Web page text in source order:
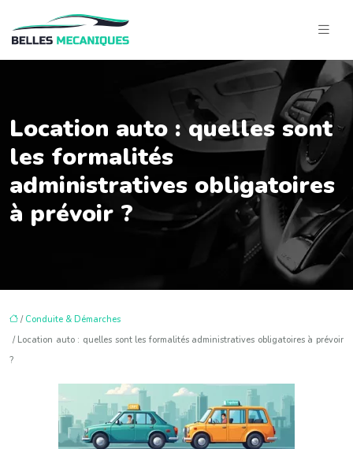
Location auto : quelles sont
les formalités
administratives obligatoires
à prévoir ?
/ Conduite & Démarches
/ Location auto : quelles sont les formalités administratives obligatoires à prévoir
?